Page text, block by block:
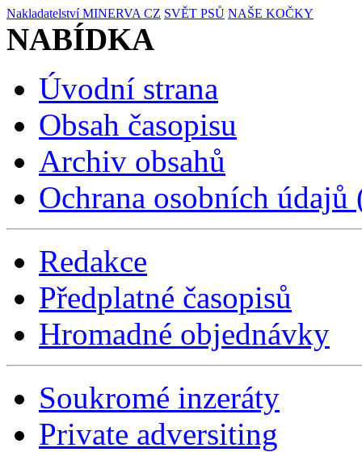
Nakladatelství MINERVA CZ SVĚT PSŮ NAŠE KOČKY
NABÍDKA
Úvodní strana
Obsah časopisu
Archiv obsahů
Ochrana osobních údajů
Redakce
Předplatné časopisů
Hromadné objednávky
Soukromé inzeráty
Private adversiting